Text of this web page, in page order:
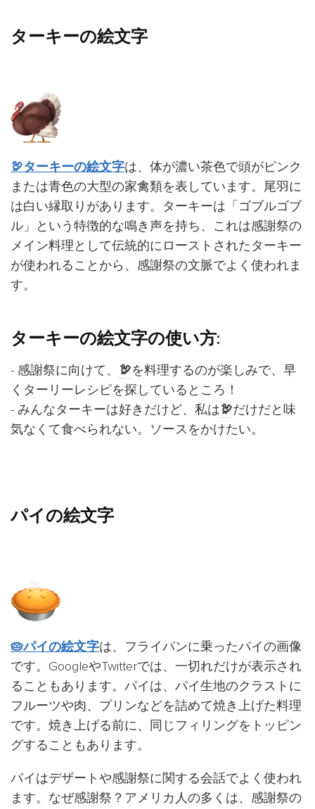
ターキーの絵文字
🦃ターキーの絵文字は、体が濃い茶色で頭がピンク
または青色の大型の家禽類を表しています。尾羽に
は白い縁取りがあります。ターキーは「ゴブルゴブ
ル」という特徴的な鳴き声を持ち、これは感謝祭の
メイン料理として伝統的にローストされたターキー
が使われることから、感謝祭の文脈でよく使われま
す。
ターキーの絵文字の使い方:
- 感謝祭に向けて、 🦃を料理するのが楽しみで、早
くターリーレシピを探しているところ！
- みんなターキーは好きだけど、私は🦃だけだと味
気なくて食べられない。ソースをかけたい。
パイの絵文字
🥧パイの絵文字は、フライパンに乗ったパイの画像
です。GoogleやTwitterでは、一切れだけが表示され
ることもあります。パイは、パイ生地のクラストに
フルーツや肉、プリンなどを詰めて焼き上げた料理
です。焼き上げる前に、同じフィリングをトッピン
グすることもあります。
パイはデザートや感謝祭に関する会話でよく使われ
ます。なぜ感謝祭？アメリカ人の多くは、感謝祭の